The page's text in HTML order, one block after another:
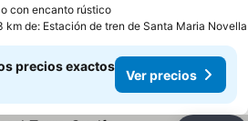
con encanto rústico
km de: Estación de tren de Santa Maria Novella
precios exactos
Ver precios